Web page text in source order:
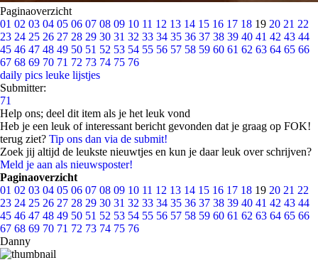
Paginaoverzicht
01 02 03 04 05 06 07 08 09 10 11 12 13 14 15 16 17 18 19 20 21 22
23 24 25 26 27 28 29 30 31 32 33 34 35 36 37 38 39 40 41 42 43 44
45 46 47 48 49 50 51 52 53 54 55 56 57 58 59 60 61 62 63 64 65 66
67 68 69 70 71 72 73 74 75 76
daily pics leuke lijstjes
Submitter:
71
Help ons; deel dit item als je het leuk vond
Heb je een leuk of interessant bericht gevonden dat je graag op FOK!
terug ziet? Tip ons dan via de submit!
Zoek jij altijd de leukste nieuwtjes en kun je daar leuk over schrijven?
Meld je aan als nieuwsposter!
Paginaoverzicht
01 02 03 04 05 06 07 08 09 10 11 12 13 14 15 16 17 18 19 20 21 22
23 24 25 26 27 28 29 30 31 32 33 34 35 36 37 38 39 40 41 42 43 44
45 46 47 48 49 50 51 52 53 54 55 56 57 58 59 60 61 62 63 64 65 66
67 68 69 70 71 72 73 74 75 76
Danny